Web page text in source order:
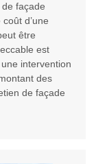
façade
d’une
être
est
intervention
des
de façade